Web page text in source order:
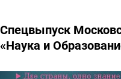
Спецвыпуск
«Наука и